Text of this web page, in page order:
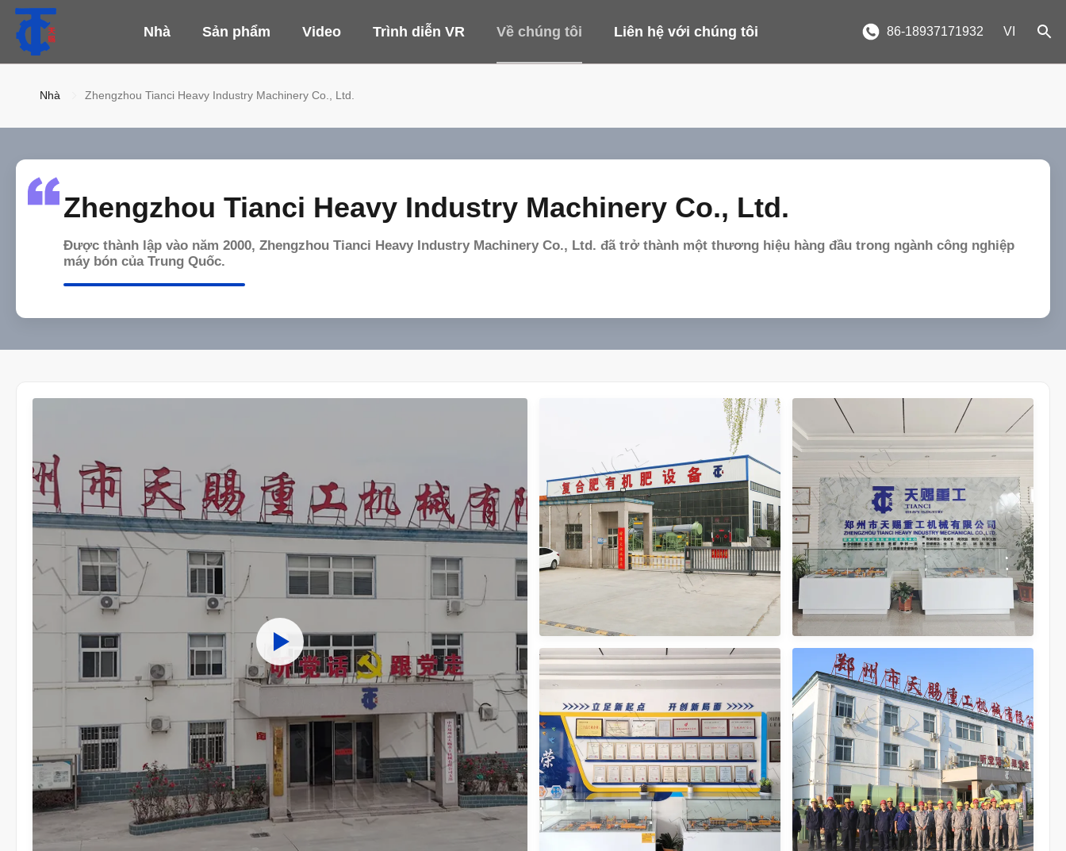
Nhà Sản phẩm Video Trình diễn VR Về chúng tôi Liên hệ với chúng tôi 86-18937171932 VI
Nhà Zhengzhou Tianci Heavy Industry Machinery Co., Ltd.
Zhengzhou Tianci Heavy Industry Machinery Co., Ltd.
Được thành lập vào năm 2000, Zhengzhou Tianci Heavy Industry Machinery Co., Ltd. đã trở thành một thương hiệu hàng đầu trong ngành công nghiệp
máy bón của Trung Quốc.